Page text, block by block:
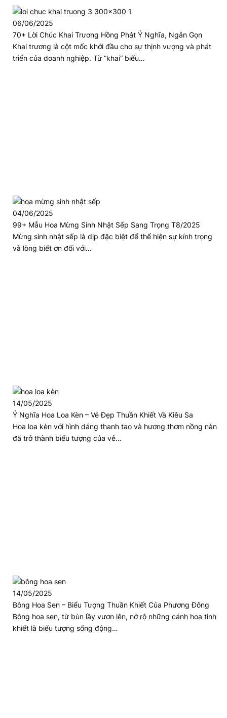
06/06/2025
70+ Lời Chúc Khai Trương Hồng Phát Ý Nghĩa, Ngắn Gọn
Khai trương là cột mốc khởi đầu cho sự thịnh vượng và phát
triển của doanh nghiệp. Từ “khai” biểu…
04/06/2025
99+ Mẫu Hoa Mừng Sinh Nhật Sếp Sang Trọng T8/2025
Mừng sinh nhật sếp là dịp đặc biệt để thể hiện sự kính trọng
và lòng biết ơn đối với…
14/05/2025
Ý Nghĩa Hoa Loa Kèn – Vẻ Đẹp Thuần Khiết Và Kiêu Sa
Hoa loa kèn với hình dáng thanh tao và hương thơm nồng nàn
đã trở thành biểu tượng của vẻ…
14/05/2025
Bông Hoa Sen – Biểu Tượng Thuần Khiết Của Phương Đông
Bông hoa sen, từ bùn lầy vươn lên, nở rộ những cánh hoa tinh
khiết là biểu tượng sống động…